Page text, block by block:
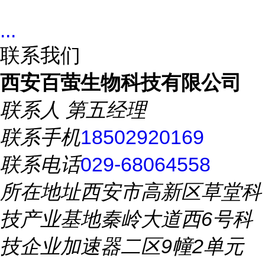
...
联系我们
西安百萤生物科技有限公司
联系人 第五经理
联系手机18502920169
联系电话029-68064558
所在地址西安市高新区草堂科
技产业基地秦岭大道西6号科
技企业加速器二区9幢2单元